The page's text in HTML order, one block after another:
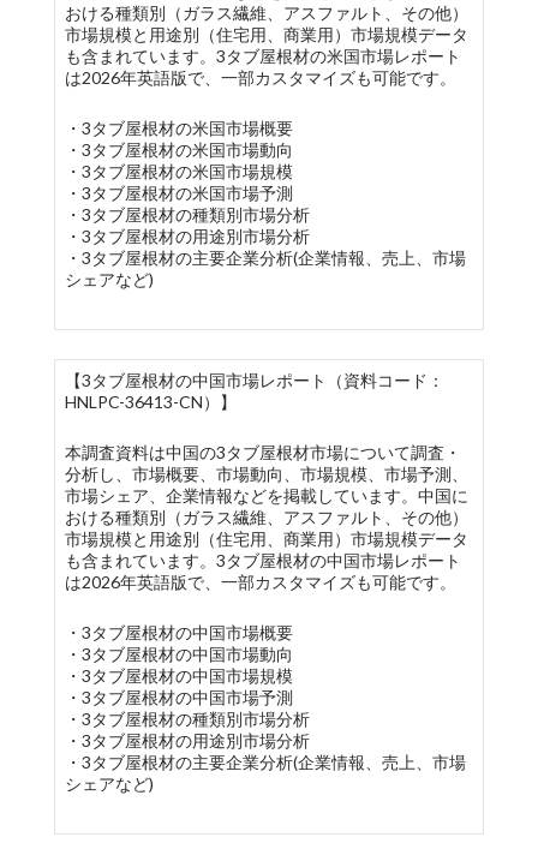
おける種類別（ガラス繊維、アスファルト、その他）
市場規模と用途別（住宅用、商業用）市場規模データ
も含まれています。3タブ屋根材の米国市場レポート
は2026年英語版で、一部カスタマイズも可能です。
・3タブ屋根材の米国市場概要
・3タブ屋根材の米国市場動向
・3タブ屋根材の米国市場規模
・3タブ屋根材の米国市場予測
・3タブ屋根材の種類別市場分析
・3タブ屋根材の用途別市場分析
・3タブ屋根材の主要企業分析(企業情報、売上、市場
シェアなど)
【3タブ屋根材の中国市場レポート（資料コード：
HNLPC-36413-CN）】
本調査資料は中国の3タブ屋根材市場について調査・
分析し、市場概要、市場動向、市場規模、市場予測、
市場シェア、企業情報などを掲載しています。中国に
おける種類別（ガラス繊維、アスファルト、その他）
市場規模と用途別（住宅用、商業用）市場規模データ
も含まれています。3タブ屋根材の中国市場レポート
は2026年英語版で、一部カスタマイズも可能です。
・3タブ屋根材の中国市場概要
・3タブ屋根材の中国市場動向
・3タブ屋根材の中国市場規模
・3タブ屋根材の中国市場予測
・3タブ屋根材の種類別市場分析
・3タブ屋根材の用途別市場分析
・3タブ屋根材の主要企業分析(企業情報、売上、市場
シェアなど)